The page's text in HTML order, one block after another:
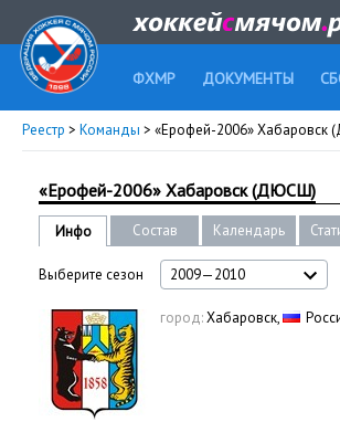
ФХМР ДОКУМЕНТЫ
Реестр > Команды > «Ерофей-2006»
«Ерофей-2006» Хабаровск (ДЮСШ)
Инфо Состав Календарь
Выберите сезон 2009—2010
город:Хабаровск,